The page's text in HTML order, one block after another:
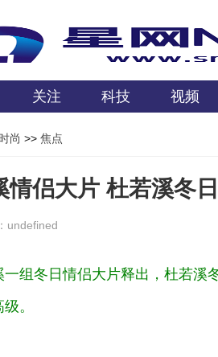
关注 科技 视频
时尚 >> 焦点
情侣大片 杜若溪冬
undefined
一组冬日情侣大片释出，杜若
。